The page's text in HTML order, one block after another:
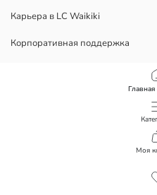
Главная
Моя
Карьера в LC Waikiki
Корпоративная поддержка
ЮРИДИЧЕСКИЕ ДОКУМЕНТЫ
Скачать